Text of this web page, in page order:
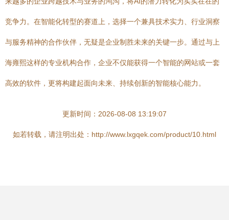
竞争力。在智能化转型的赛道上，选择一个兼具技术实力、行业洞察
与服务精神的合作伙伴，无疑是企业制胜未来的关键一步。通过与上
海雍熙这样的专业机构合作，企业不仅能获得一个智能的网站或一套
高效的软件，更将构建起面向未来、持续创新的智能核心能力。
更新时间：2026-08-08 13:19:07
如若转载，请注明出处：http://www.lxgqek.com/product/10.html